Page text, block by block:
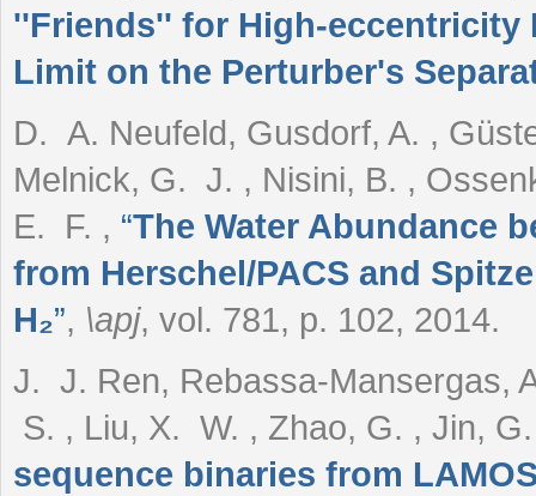
''Friends'' for High-eccentricity
Limit on the Perturber's
D. A. Neufeld, Gusdorf, A. ,
Melnick, G. J. , Nisini, B. ,
E. F. , “The Water Abundance
from Herschel/PACS and
H₂”, \apj, vol. 781, p. 102, 2014.
J. J. Ren, Rebassa-Mansergas,
S. , Liu, X. W. , Zhao, G. , Jin,
sequence binaries from